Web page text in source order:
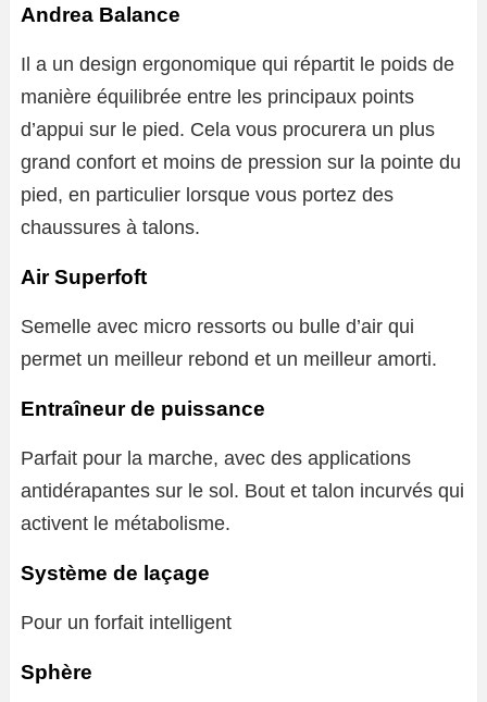
Andrea Balance
Il a un design ergonomique qui répartit le poids de
manière équilibrée entre les principaux points
d’appui sur le pied. Cela vous procurera un plus
grand confort et moins de pression sur la pointe du
pied, en particulier lorsque vous portez des
chaussures à talons.
Air Superfoft
Semelle avec micro ressorts ou bulle d’air qui
permet un meilleur rebond et un meilleur amorti.
Entraîneur de puissance
Parfait pour la marche, avec des applications
antidérapantes sur le sol. Bout et talon incurvés qui
activent le métabolisme.
Système de laçage
Pour un forfait intelligent
Sphère